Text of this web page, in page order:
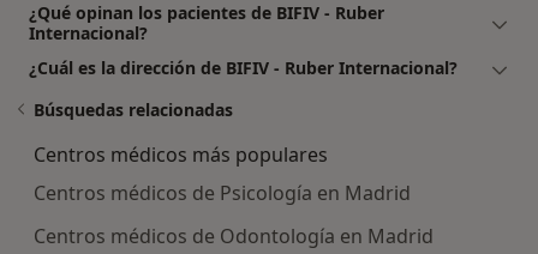
¿Qué opinan los pacientes de BIFIV - Ruber
Internacional?
¿Cuál es la dirección de BIFIV - Ruber Internacional?
Búsquedas relacionadas
Centros médicos más populares
Centros médicos de Psicología en Madrid
Centros médicos de Odontología en Madrid